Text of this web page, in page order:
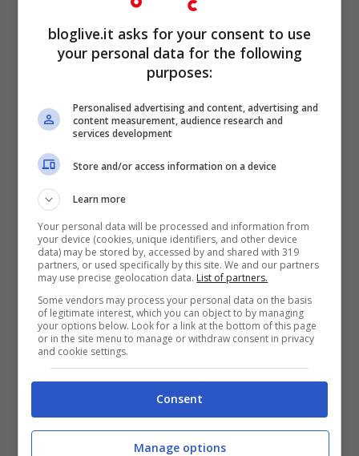
“E’ giusto dire che non esistono
ancora farmaci certi per il trattamento dei
pazienti in condizioni critiche. Questa
la possibilità di guarigione dei pazienti in
condizioni critiche poiché infetti da
19″.Al momento sono numerosi i volontari,
tra i guariti alCoronavirus
donando il proprio plasma per favorire
questa sperimentazione che potrebbe
seriamente aiutare non solo ilRegno Unito
ma anche tutto il mondo.
LEGGI ANCHE >>>Un braccialetto
intelligente per il Coronavirus: la
sperimentazione è italiana
bloglive.it asks for your consent to use
your personal data for the following
purposes:
Personalised advertising and content, advertising and
content measurement, audience research and
services development
Store and/or access information on a device
Learn more
Your personal data will be processed and information from
your device (cookies, unique identifiers, and other device
data) may be stored by, accessed by and shared with 319
partners, or used specifically by this site. We and our partners
may use precise geolocation data. List of partners.
Some vendors may process your personal data on the basis
of legitimate interest, which you can object to by managing
your options below. Look for a link at the bottom of this page
or in the site menu to manage or withdraw consent in privacy
and cookie settings.
Consent
Manage options